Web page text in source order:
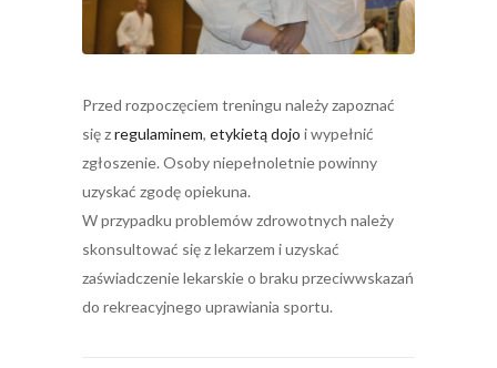
Przed rozpoczęciem treningu należy zapoznać
się zregulaminem, etykietą dojo i wypełnić
zgłoszenie. Osoby niepełnoletnie powinny
uzyskać zgodę opiekuna.
W przypadku problemów zdrowotnych należy
skonsultować się z lekarzem i uzyskać
zaświadczenie lekarskie o braku przeciwwskazań
do rekreacyjnego uprawiania sportu.